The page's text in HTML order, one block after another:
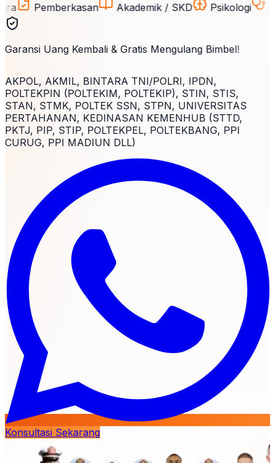
Akademik / SKD Psikologi
Garansi Uang Kembali & Gratis Mengulang Bimbel!
AKPOL, AKMIL, BINTARA TNI/POLRI, IPDN,
POLTEKPIN (POLTEKIM, POLTEKIP), STIN, STIS,
STAN, STMK, POLTEK SSN, STPN, UNIVERSITAS
PERTAHANAN, KEDINASAN KEMENHUB (STTD,
PKTJ, PIP, STIP, POLTEKPEL, POLTEKBANG, PPI
CURUG, PPI MADIUN DLL)
Konsultasi Sekarang